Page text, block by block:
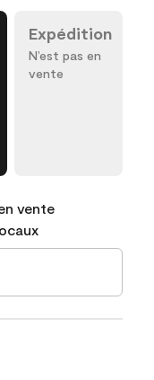
Expédition
N’est pas en
vente
vente